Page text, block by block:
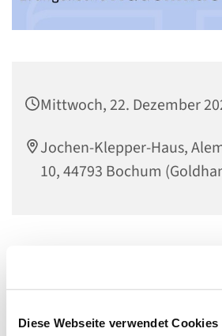
Diese Webseite verwendet Cookies
Mittwoch, 22. Dezember
Jochen-Klepper-Haus,
10, 44793 Bochum